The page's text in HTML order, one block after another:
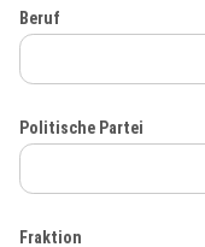
Beruf
Politische Partei
Fraktion